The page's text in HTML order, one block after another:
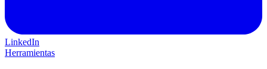
LinkedIn
Herramientas